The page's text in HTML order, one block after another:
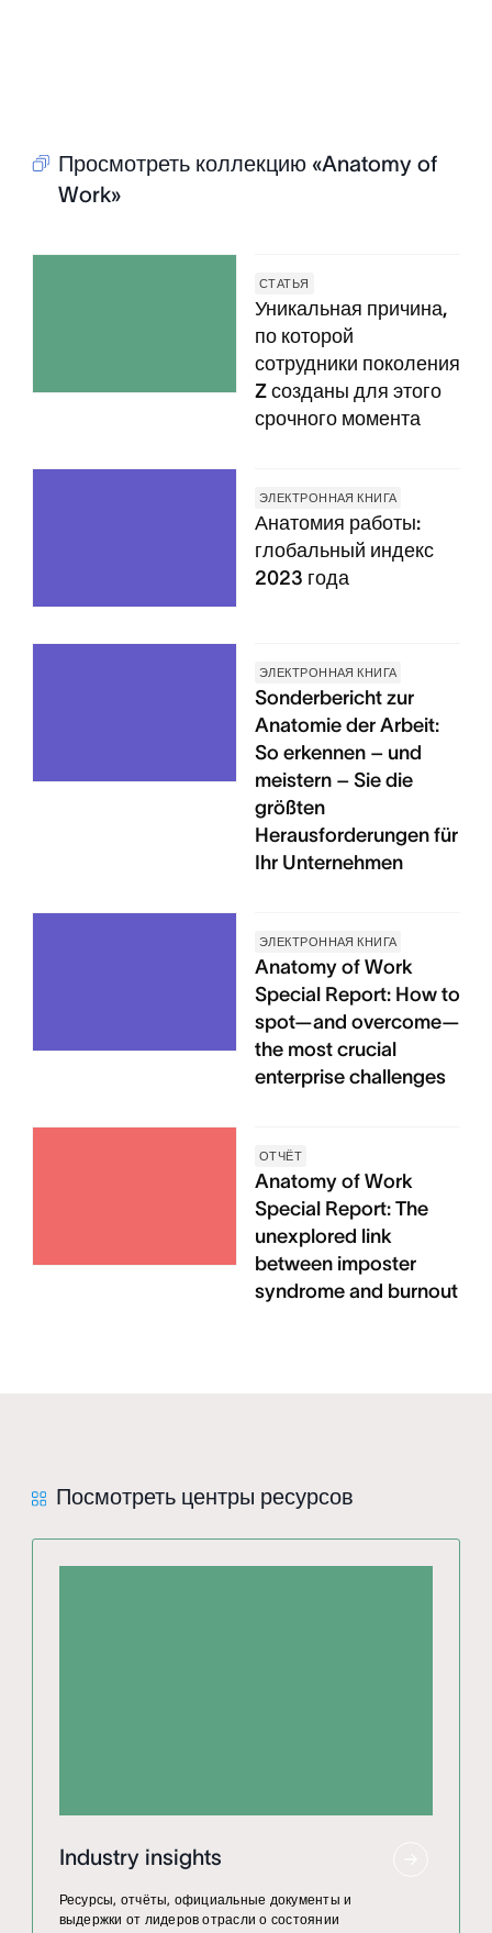
Просмотреть коллекцию «Anatomy of
Work»
СТАТЬЯ
Уникальная причина,
по которой
сотрудники поколения
Z созданы для этого
срочного момента
ЭЛЕКТРОННАЯ КНИГА
Анатомия работы:
глобальный индекс
2023 года
ЭЛЕКТРОННАЯ КНИГА
Sonderbericht zur
Anatomie der Arbeit:
So erkennen – und
meistern – Sie die
größten
Herausforderungen für
Ihr Unternehmen
ЭЛЕКТРОННАЯ КНИГА
Anatomy of Work
Special Report: How to
spot—and overcome—
the most crucial
enterprise challenges
ОТЧЁТ
Anatomy of Work
Special Report: The
unexplored link
between imposter
syndrome and burnout
Посмотреть центры ресурсов
Industry insights
Ресурсы, отчёты, официальные документы и
выдержки от лидеров отрасли о состоянии